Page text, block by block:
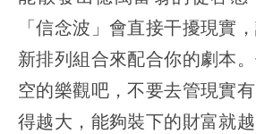
「信念波」會直接干擾現實
新排列組合來配合你的劇本
空的樂觀吧，不要去管現實
得越大，能夠裝下的財富就